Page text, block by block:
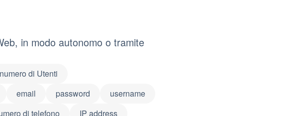
in modo autonomo o tramite
numero di Utenti
email password
username
di telefono IP address